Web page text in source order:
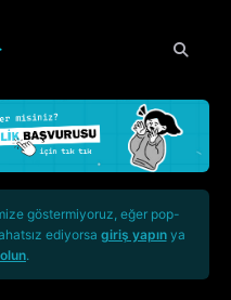
göstermiyoruz, eğer pop-
ediyorsa giriş yapınya
.